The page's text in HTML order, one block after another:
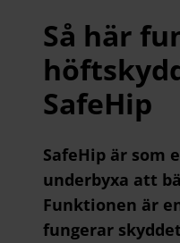
Så här
SafeHip
SafeHip är som
underbyxa att
Funktionen är
fungerar